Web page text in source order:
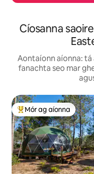
Cíosanna
Aontaíonn aíonna:
fanachta seo mar
An-mhór ag aíonna
Mór ag aíonna